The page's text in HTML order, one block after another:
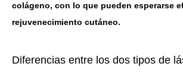
colágeno, con lo que pueden esperarse
rejuvenecimiento cutáneo.
Diferencias entre los dos tipos de